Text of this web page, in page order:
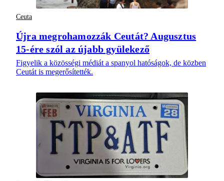
Ceuta
Újra megrohamozzák Ceutát? Augusztus
15-ére szól az újabb gyülekező
Figyelik a közösségi médiát a spanyol hatóságok, de közben
Ceutát is megerősítették.